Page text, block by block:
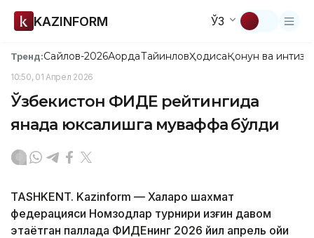
KAZINFORM ЎЗ
Тренд:Сайлов-2026АқордаТайинловҲодисаҚонун ва
10:50, 01 Апрел 2026
Ўзбекистон ФИДЕ рейтингида
янада юксалишга муваффақ бўлди
TASHKENT. Kazinform — Халқаро шахмат
федерацияси Номзодлар турнири қизғин давом
этаётган паллада ФИДEнинг 2026 йил апрель ойи